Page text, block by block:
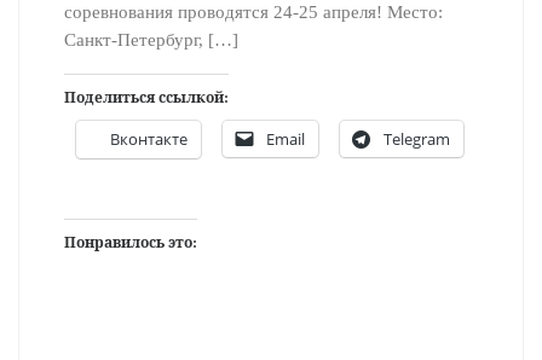
соревнования проводятся 24-25 апреля! Место:
Санкт-Петербург, […]
Поделиться ссылкой:
Вконтакте Email Telegram
Понравилось это: